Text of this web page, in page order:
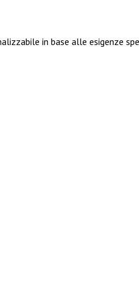
in base alle esigenze